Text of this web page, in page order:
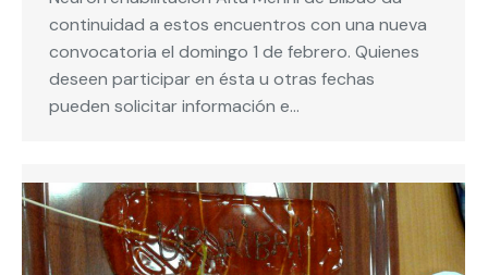
continuidad a estos encuentros con una nueva
convocatoria el domingo 1 de febrero. Quienes
deseen participar en ésta u otras fechas
pueden solicitar información e…